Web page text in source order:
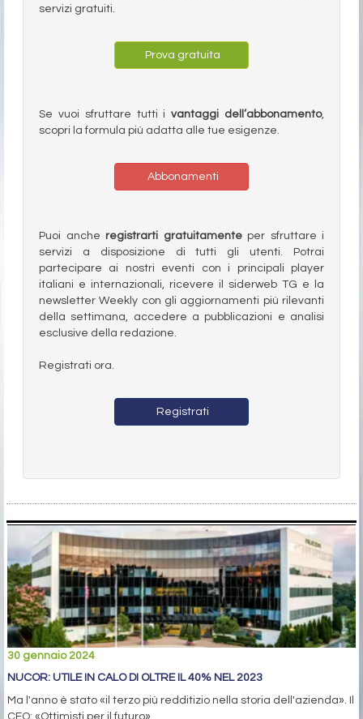
servizi gratuiti.
Prova gratuita
Se vuoi sfruttare tutti ivantaggi dell’abbonamento,
scopri la formula più adatta alle tue esigenze.
Abbonamenti
Puoi anche registrarti gratuitamenteper sfruttare i
servizi a disposizione di tutti gli utenti. Potrai
partecipare ai nostri eventi con i principali player
italiani e internazionali, ricevere il siderweb TG e la
newsletter Weekly con gli aggiornamenti più rilevanti
della settimana, accedere a pubblicazioni e analisi
esclusive della redazione.
Registrati ora.
Registrati
30 gennaio 2024
NUCOR: UTILE IN CALO DI OLTRE IL 40% NEL 2023
Ma l'anno è stato «il terzo più redditizio nella storia dell'azienda». Il
CEO: «Ottimisti per il futuro»